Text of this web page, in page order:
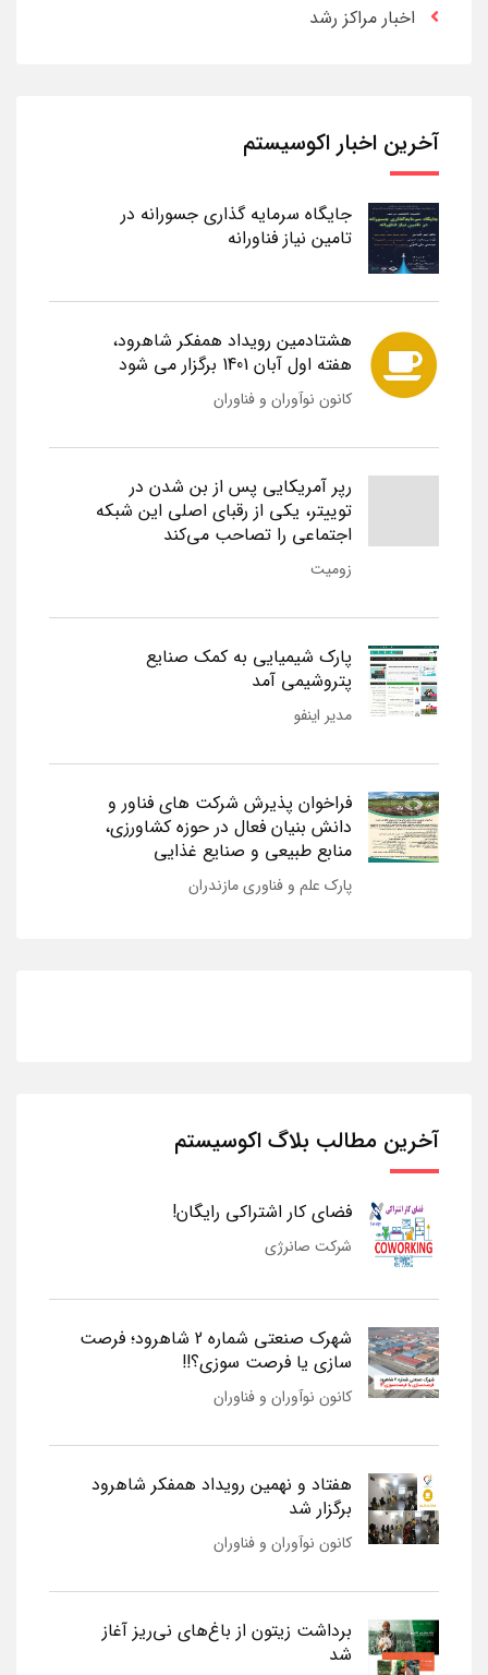
اخبار مراکز رشد
آخرین اخبار اکوسیستم
جایگاه سرمایه گذاری جسورانه در
تامین نیاز فناورانه
هشتادمین رویداد همفکر شاهرود،
هفته اول آبان 1401 برگزار می شود
کانون نوآوران و فناوران
رپر آمریکایی پس از بن شدن در
توییتر، یکی از رقبای اصلی این شبکه
اجتماعی را تصاحب می‌کند
زومیت
پارک شیمیایی به کمک صنایع
پتروشیمی آمد
مدیر اینفو
فراخوان پذیرش شرکت های فناور و
دانش بنیان فعال در حوزه کشاورزی،
منابع طبیعی و صنایع غذایی
پارک علم و فناوری مازندران
آخرین مطالب بلاگ اکوسیستم
فضای کار اشتراکی رایگان!
شرکت صانرژی
شهرک صنعتی شماره 2 شاهرود؛ فرصت
سازی یا فرصت سوزی؟!!
کانون نوآوران و فناوران
هفتاد و نهمین رویداد همفکر شاهرود
برگزار شد
کانون نوآوران و فناوران
برداشت زیتون از باغ‌های نی‌ریز آغاز
شد